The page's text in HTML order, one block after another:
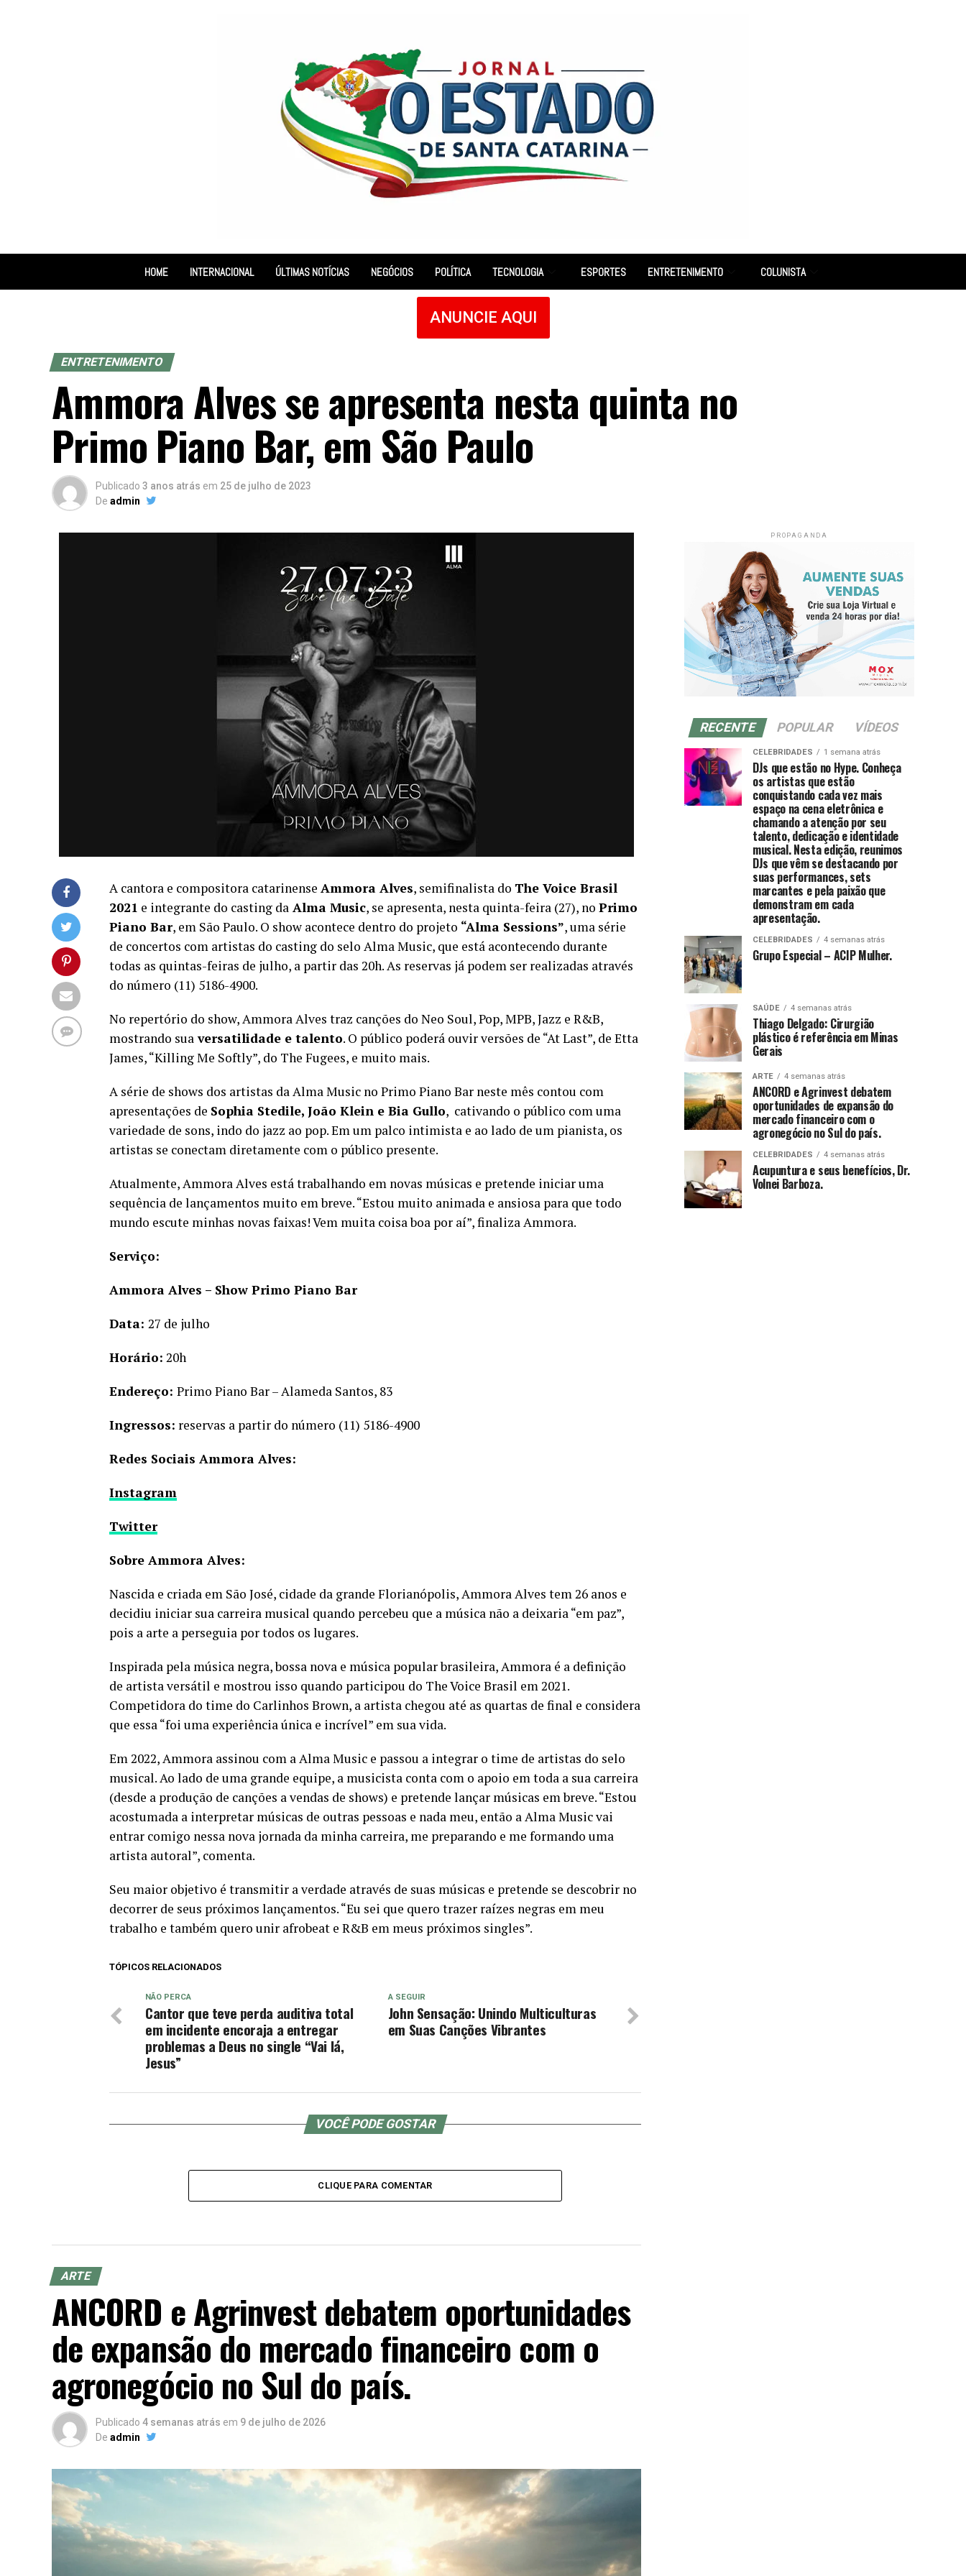
HOME INTERNACIONAL ÚLTIMAS NOTÍCIAS NEGÓCIOS POLÍTICA TECNOLOGIA ESPORTES ENTRETENIMENTO COLUNISTA
ANUNCIE AQUI
ENTRETENIMENTO
Ammora Alves se apresenta nesta quinta no
Primo Piano Bar, em São Paulo
Publicado 3 anos atrás em 25 de julho de 2023
De admin
A cantora e compositora catarinense Ammora Alves, semifinalista do The Voice Brasil
2021 e integrante do casting da Alma Music, se apresenta, nesta quinta-feira (27), no Primo
Piano Bar, em São Paulo. O show acontece dentro do projeto “Alma Sessions”, uma série
de concertos com artistas do casting do selo Alma Music, que está acontecendo durante
todas as quintas-feiras de julho, a partir das 20h. As reservas já podem ser realizadas através
do número (11) 5186-4900.
No repertório do show, Ammora Alves traz canções do Neo Soul, Pop, MPB, Jazz e R&B,
mostrando suaversatilidade e talento. O público poderá ouvir versões de “At Last”, de Etta
James, “Killing Me Softly”, do The Fugees, e muito mais.
A série de shows dos artistas da Alma Music no Primo Piano Bar neste mês contou com
apresentações de Sophia Stedile, João Klein e Bia Gullo, cativando o público com uma
variedade de sons, indo do jazz ao pop. Em um palco intimista e ao lado de um pianista, os
artistas se conectam diretamente com o público presente.
Atualmente, Ammora Alves está trabalhando em novas músicas e pretende iniciar uma
sequência de lançamentos muito em breve. “Estou muito animada e ansiosa para que todo
mundo escute minhas novas faixas! Vem muita coisa boa por aí”, finaliza Ammora.
Serviço:
Ammora Alves – Show Primo Piano Bar
Data: 27 de julho
Horário: 20h
Endereço: Primo Piano Bar – Alameda Santos, 83
Ingressos: reservas a partir do número (11) 5186-4900
Redes Sociais Ammora Alves:
Instagram
Twitter
Sobre Ammora Alves:
Nascida e criada em São José, cidade da grande Florianópolis, Ammora Alves tem 26 anos e
decidiu iniciar sua carreira musical quando percebeu que a música não a deixaria “em paz”,
pois a arte a perseguia por todos os lugares.
Inspirada pela música negra, bossa nova e música popular brasileira, Ammora é a definição
de artista versátil e mostrou isso quando participou do The Voice Brasil em 2021.
Competidora do time do Carlinhos Brown, a artista chegou até as quartas de final e considera
que essa “foi uma experiência única e incrível” em sua vida.
Em 2022, Ammora assinou com a Alma Music e passou a integrar o time de artistas do selo
musical. Ao lado de uma grande equipe, a musicista conta com o apoio em toda a sua carreira
(desde a produção de canções a vendas de shows) e pretende lançar músicas em breve. “Estou
acostumada a interpretar músicas de outras pessoas e nada meu, então a Alma Music vai
entrar comigo nessa nova jornada da minha carreira, me preparando e me formando uma
artista autoral”, comenta.
Seu maior objetivo é transmitir a verdade através de suas músicas e pretende se descobrir no
decorrer de seus próximos lançamentos. “Eu sei que quero trazer raízes negras em meu
trabalho e também quero unir afrobeat e R&B em meus próximos singles”.
TÓPICOS RELACIONADOS
A SEGUIR
John Sensação: Unindo Multiculturas
em Suas Canções Vibrantes
NÃO PERCA
Cantor que teve perda auditiva total
em incidente encoraja a entregar
problemas a Deus no single “Vai lá,
Jesus”
VOCÊ PODE GOSTAR
CLIQUE PARA COMENTAR
ARTE
ANCORD e Agrinvest debatem oportunidades
de expansão do mercado financeiro com o
agronegócio no Sul do país.
Publicado 4 semanas atrás em 9 de julho de 2026
De admin
PROPAGANDA
RECENTE POPULAR VÍDEOS
CELEBRIDADES 1 semana atrás
DJs que estão no Hype. Conheça
os artistas que estão
conquistando cada vez mais
espaço na cena eletrônica e
chamando a atenção por seu
talento, dedicação e identidade
musical. Nesta edição, reunimos
DJs que vêm se destacando por
suas performances, sets
marcantes e pela paixão que
demonstram em cada
apresentação.
CELEBRIDADES 4 semanas atrás
Grupo Especial – ACIP Mulher.
SAÚDE 4 semanas atrás
Thiago Delgado: Cirurgião
plástico é referência em Minas
Gerais
ARTE 4 semanas atrás
ANCORD e Agrinvest debatem
oportunidades de expansão do
mercado financeiro com o
agronegócio no Sul do país.
CELEBRIDADES 4 semanas atrás
Acupuntura e seus benefícios, Dr.
Volnei Barboza.